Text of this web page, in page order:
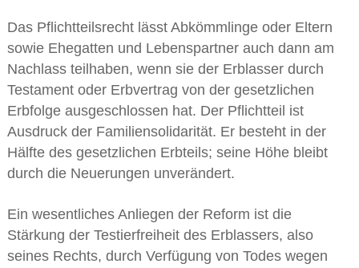
Das Pflichtteilsrecht lässt Abkömmlinge oder Eltern
sowie Ehegatten und Lebenspartner auch dann am
Nachlass teilhaben, wenn sie der Erblasser durch
Testament oder Erbvertrag von der gesetzlichen
Erbfolge ausgeschlossen hat. Der Pflichtteil ist
Ausdruck der Familiensolidarität. Er besteht in der
Hälfte des gesetzlichen Erbteils; seine Höhe bleibt
durch die Neuerungen unverändert.
Ein wesentliches Anliegen der Reform ist die
Stärkung der Testierfreiheit des Erblassers, also
seines Rechts, durch Verfügung von Todes wegen